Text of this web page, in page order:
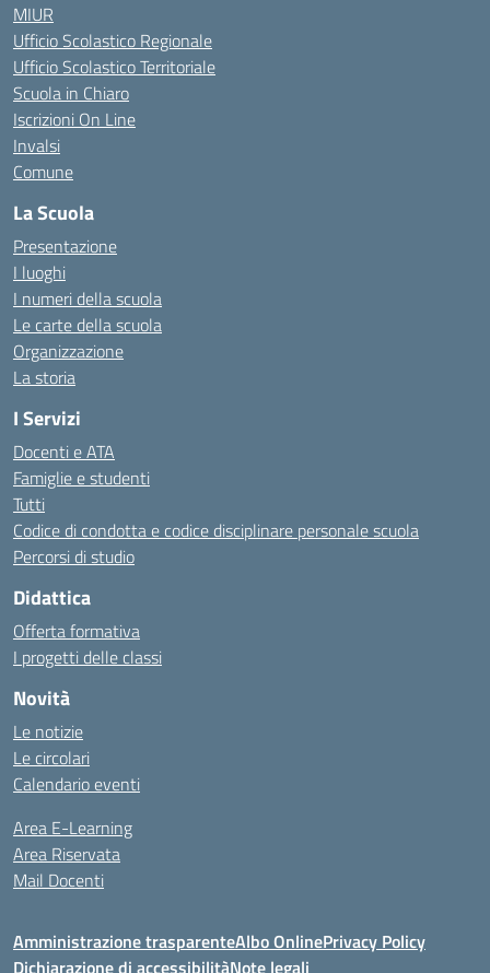
MIUR
Ufficio Scolastico Regionale
Ufficio Scolastico Territoriale
Scuola in Chiaro
Iscrizioni On Line
Invalsi
Comune
La Scuola
Presentazione
I luoghi
I numeri della scuola
Le carte della scuola
Organizzazione
La storia
I Servizi
Docenti e ATA
Famiglie e studenti
Tutti
Codice di condotta e codice disciplinare personale scuola
Percorsi di studio
Didattica
Offerta formativa
I progetti delle classi
Novità
Le notizie
Le circolari
Calendario eventi
Area E-Learning
Area Riservata
Mail Docenti
Amministrazione trasparenteAlbo OnlinePrivacy Policy
Dichiarazione di accessibilitàNote legali